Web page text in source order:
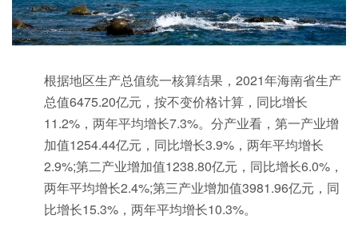
根据地区生产总值统一核算结果，2021年海南省生产
总值6475.20亿元，按不变价格计算，同比增长
11.2%，两年平均增长7.3%。分产业看，第一产业增
加值1254.44亿元，同比增长3.9%，两年平均增长
2.9%;第二产业增加值1238.80亿元，同比增长6.0%，
两年平均增长2.4%;第三产业增加值3981.96亿元，同
比增长15.3%，两年平均增长10.3%。